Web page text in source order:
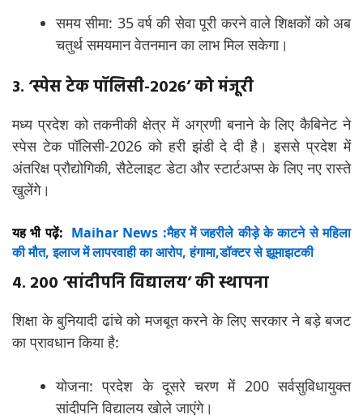
समय सीमा: 35 वर्ष की सेवा पूरी करने वाले शिक्षकों को अब
चतुर्थ समयमान वेतनमान का लाभ मिल सकेगा।
3. ‘स्पेस टेक पॉलिसी-2026’ को मंजूरी
मध्य प्रदेश को तकनीकी क्षेत्र में अग्रणी बनाने के लिए कैबिनेट ने
स्पेस टेक पॉलिसी-2026 को हरी झंडी दे दी है। इससे प्रदेश में
अंतरिक्ष प्रौद्योगिकी, सैटेलाइट डेटा और स्टार्टअप्स के लिए नए रास्ते
खुलेंगे।
यह भी पढ़ें: Maihar News :मैहर में जहरीले कीड़े के काटने से महिला
की मौत, इलाज में लापरवाही का आरोप, हंगामा,डॉक्टर से झूमाझटकी
4. 200 ‘सांदीपनि विद्यालय’ की स्थापना
शिक्षा के बुनियादी ढांचे को मजबूत करने के लिए सरकार ने बड़े बजट
का प्रावधान किया है:
योजना: प्रदेश के दूसरे चरण में 200 सर्वसुविधायुक्त
सांदीपनि विद्यालय खोले जाएंगे।